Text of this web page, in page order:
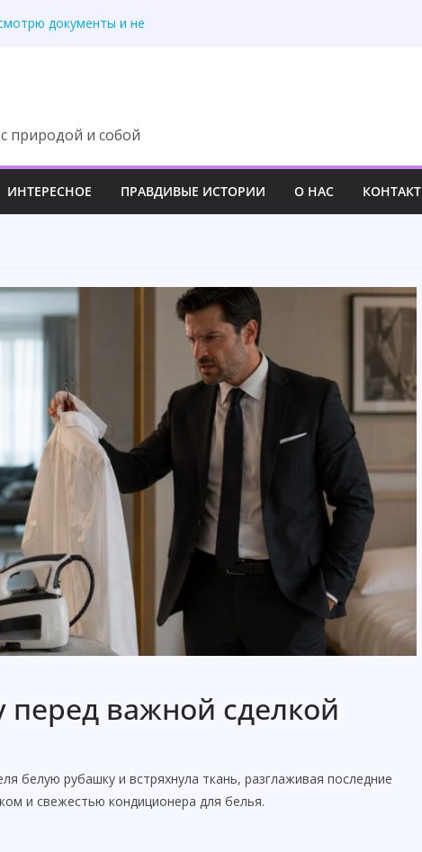
— усмехнулась
второго телефона отца
муж. А я рассматр
природой и собой
ИНТЕРЕСНОЕ ПРАВДИВЫЕ ИСТОРИИ О НАС КОНТАКТ
важной сделкой
белую рубашку и встряхнула ткань, разглаживая последние
и свежестью кондиционера для белья.